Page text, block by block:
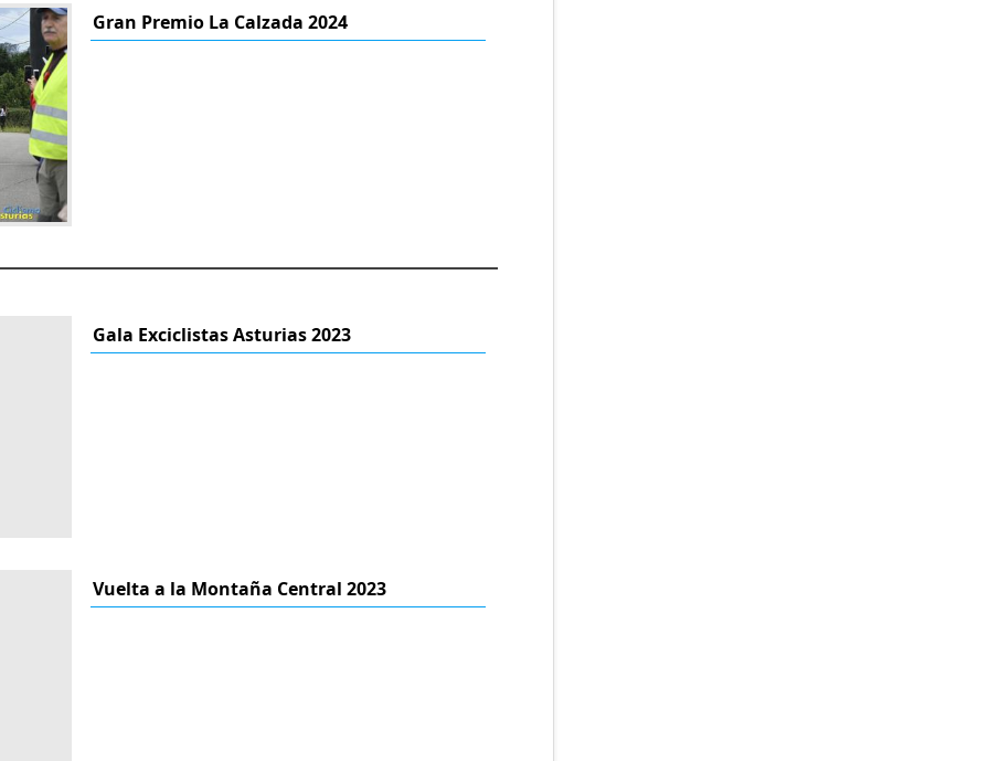
Gran Premio La Calzada 2024
Gala Exciclistas Asturias 2023
Vuelta a la Montaña Central 2023